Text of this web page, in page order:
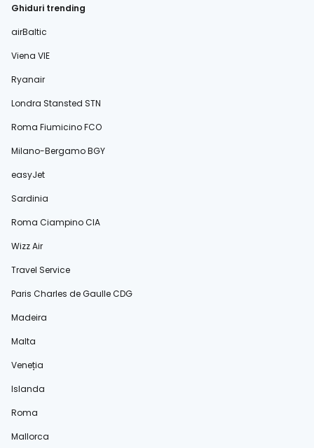
Ghiduri trending
airBaltic
Viena VIE
Ryanair
Londra Stansted STN
Roma Fiumicino FCO
Milano-Bergamo BGY
easyJet
Sardinia
Roma Ciampino CIA
Wizz Air
Travel Service
Paris Charles de Gaulle CDG
Madeira
Malta
Veneția
Islanda
Roma
Mallorca